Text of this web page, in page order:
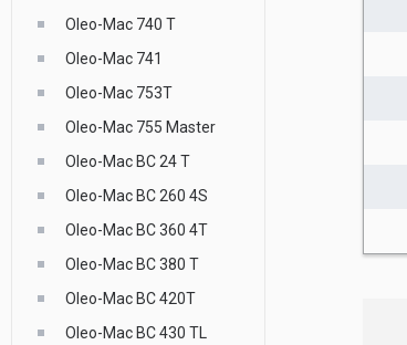
Oleo-Mac 740 T
Oleo-Mac 741
Oleo-Mac 753T
Oleo-Mac 755 Master
Oleo-Mac BC 24 T
Oleo-Mac BC 260 4S
Oleo-Mac BC 360 4T
Oleo-Mac BC 380 T
Oleo-Mac BC 420T
Oleo-Mac BC 430 TL